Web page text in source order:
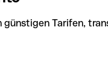
Tarifen,